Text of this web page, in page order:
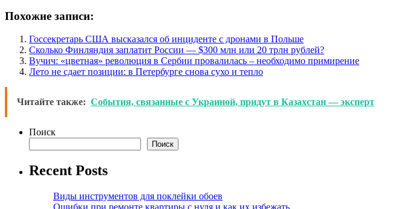
Похожие записи:
Госсекретарь США высказался об инциденте с дронами в Польше
Сколько Финляндия заплатит России — $300 млн или 20 трлн рублей?
Вучич: «цветная» революция в Сербии провалилась – необходимо примирение
Лето не сдает позиции: в Петербурге снова сухо и тепло
Читайте также: События, связанные с Украиной, придут в Казахстан — эксперт
Поиск
Поиск
Recent Posts
Виды инструментов для поклейки обоев
Ошибки при ремонте квартиры с нуля и как их избежать